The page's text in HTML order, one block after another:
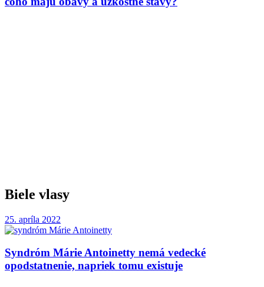
Biele vlasy
25. apríla 2022
Syndróm Márie Antoinetty nemá vedecké
opodstatnenie, napriek tomu existuje